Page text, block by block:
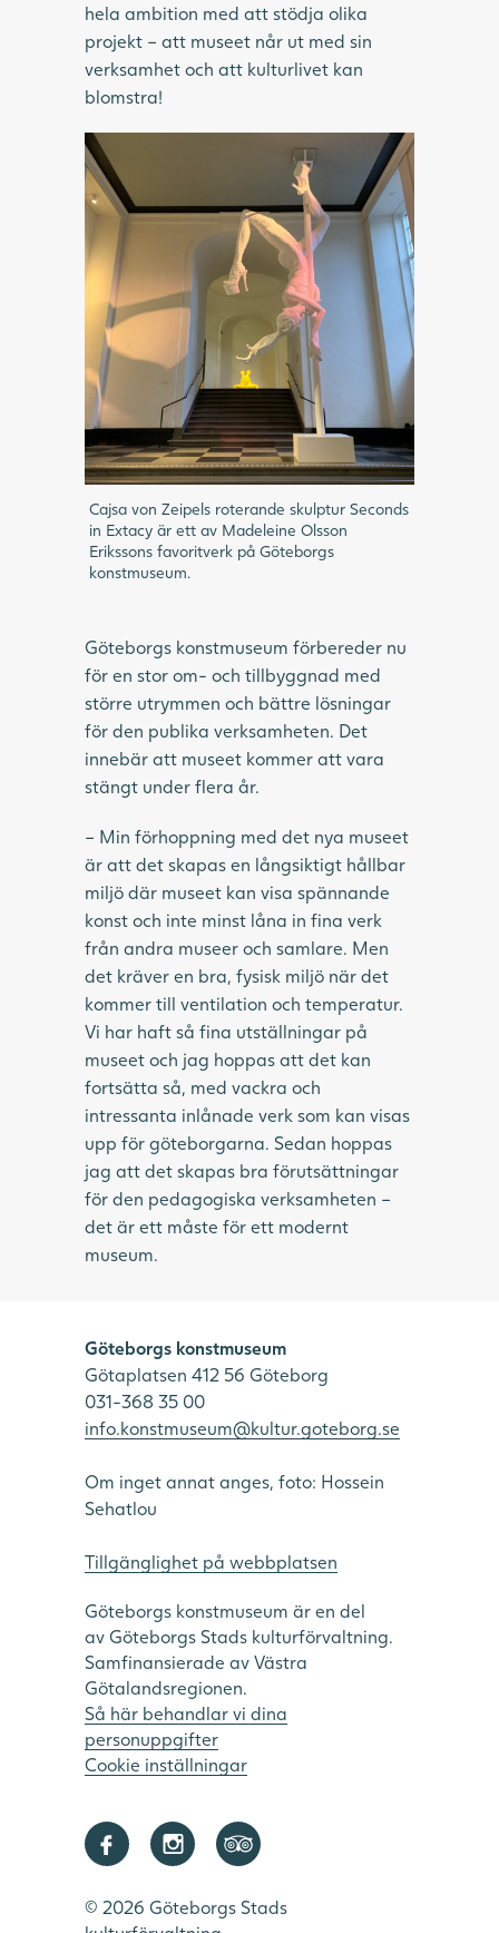
hela ambition med att stödja olika
projekt – att museet når ut med sin
verksamhet och att kulturlivet kan
blomstra!
Cajsa von Zeipels roterande skulptur Seconds
in Extacy är ett av Madeleine Olsson
Erikssons favoritverk på Göteborgs
konstmuseum.
Göteborgs konstmuseum förbereder nu
för en stor om- och tillbyggnad med
större utrymmen och bättre lösningar
för den publika verksamheten. Det
innebär att museet kommer att vara
stängt under flera år.
– Min förhoppning med det nya museet
är att det skapas en långsiktigt hållbar
miljö där museet kan visa spännande
konst och inte minst låna in fina verk
från andra museer och samlare. Men
det kräver en bra, fysisk miljö när det
kommer till ventilation och temperatur.
Vi har haft så fina utställningar på
museet och jag hoppas att det kan
fortsätta så, med vackra och
intressanta inlånade verk som kan visas
upp för göteborgarna. Sedan hoppas
jag att det skapas bra förutsättningar
för den pedagogiska verksamheten –
det är ett måste för ett modernt
museum.
Göteborgs konstmuseum
Götaplatsen 412 56 Göteborg
031-368 35 00
info.konstmuseum@kultur.goteborg.se
Om inget annat anges, foto: Hossein
Sehatlou
Tillgänglighet på webbplatsen
Göteborgs konstmuseum är en del
av Göteborgs Stads kulturförvaltning.
Samfinansierade av Västra
Götalandsregionen.
Så här behandlar vi dina
personuppgifter
Cookie inställningar
© 2026 Göteborgs Stads
Denna webbplats använder cookies
användarupplevelsen. Genom att använda vår
webbplats samtycker du till alla cookies i enlighet med